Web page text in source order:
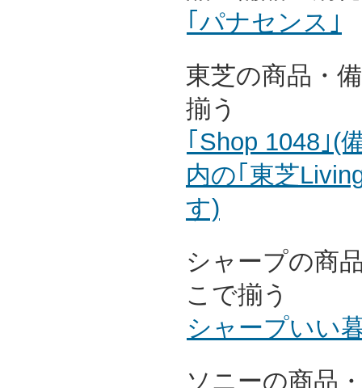
｢パナセンス｣
東芝の商品・
揃う
｢Shop 1048｣(
内の｢東芝
す)
シャープの商
こで揃う
シャープいい
ソニーの商品